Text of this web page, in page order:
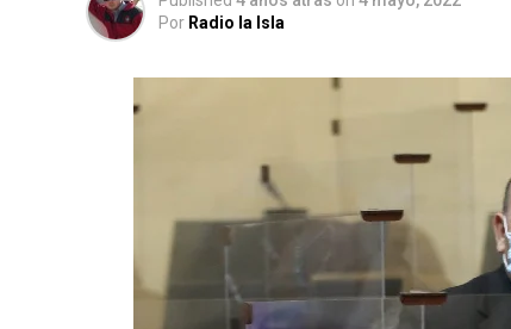
Por Radio la Isla